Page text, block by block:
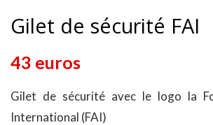
Gilet de sécurité FAI
43 euros
Gilet de sécurité avec le logo la
International (FAI)